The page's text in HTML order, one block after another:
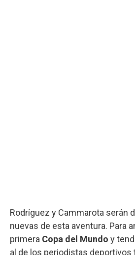
Rodríguez y Cammarota serán
nuevas de esta aventura. Para
primera Copa del Mundo y
al de los periodistas deportivos